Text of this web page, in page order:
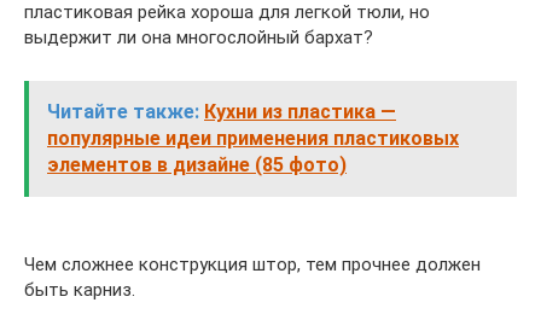
пластиковая рейка хороша для легкой тюли, но
выдержит ли она многослойный бархат?
Читайте также: Кухни из пластика —
популярные идеи применения пластиковых
элементов в дизайне (85 фото)
Чем сложнее конструкция штор, тем прочнее должен
быть карниз.